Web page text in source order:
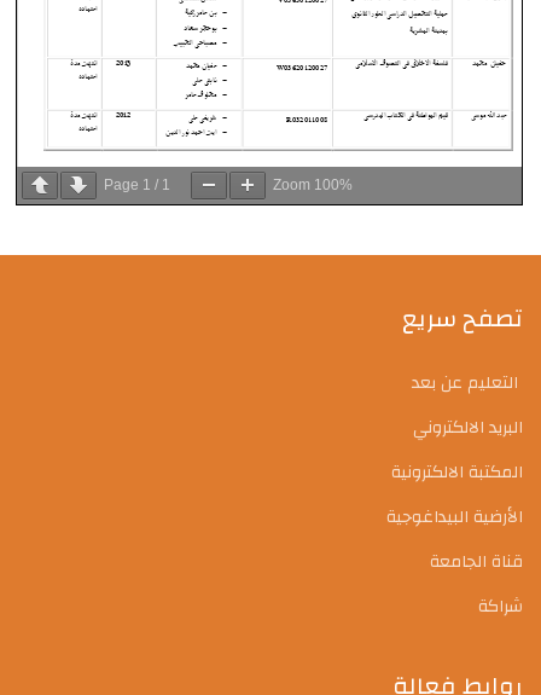
Page 1 / 1 Zoom 100%
تصفح سريع
التعليم عن بعد
البريد الالكتروني
المكتبة الالكترونية
الأرضية البيداغوجية
قناة الجامعة
شراكة
روابط فعالة